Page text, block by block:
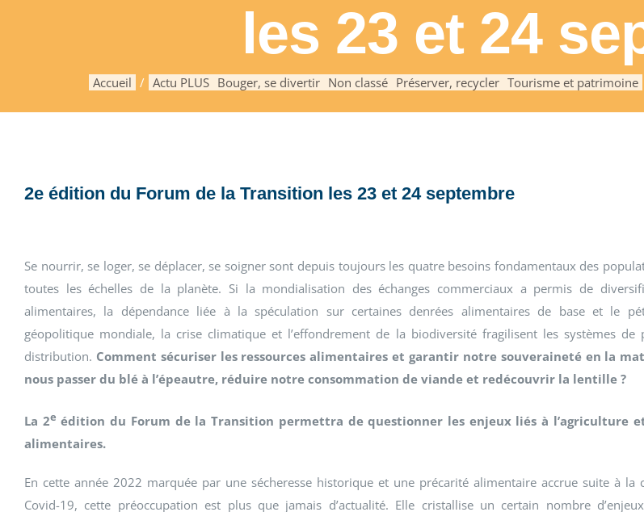
les 23 et 24
Accueil Actu PLUS Bouger, se divertir Non classé Préserver, recycler Tourisme et patrimoine
2e édition du Forum de la Transition les 23 et 24 septembre
Se nourrir, se loger, se déplacer, se soigner sont depuis toujours les quatre besoins fondamentaux des
toutes les échelles de la planète. Si la mondialisation des échanges commerciaux a permis de
alimentaires, la dépendance liée à la spéculation sur certaines denrées alimentaires de base et le
géopolitique mondiale, la crise climatique et l’effondrement de la biodiversité fragilisent les systèmes de
distribution. Comment sécuriser les ressources alimentaires et garantir notre souveraineté en la
nous passer du blé à l’épeautre, réduire notre consommation de viande et redécouvrir la lentille ?
La 2e édition du Forum de la Transition permettra de questionner les enjeux liés à l’agriculture
alimentaires.
En cette année 2022 marquée par une sécheresse historique et une précarité alimentaire accrue suite à la
Covid-19, cette préoccupation est plus que jamais d’actualité. Elle cristallise un certain nombre